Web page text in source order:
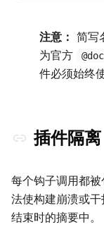
注意： 简写
为官方
件必须始终
插件隔离
每个钩子调用都
法使构建崩溃或
结束时的摘要中。